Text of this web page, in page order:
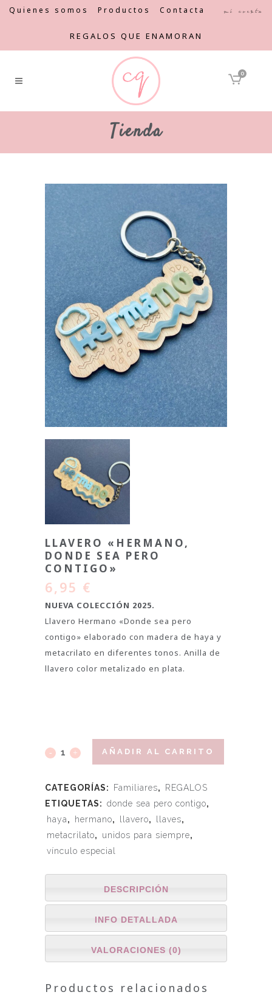
Quienes somos Productos Contacta Mi cuenta
REGALOS QUE ENAMORAN
0
Tienda
LLAVERO «HERMANO,
DONDE SEA PERO
CONTIGO»
6,95 €
NUEVA COLECCIÓN 2025.
Llavero Hermano «Donde sea pero
contigo» elaborado con madera de haya y
metacrilato en diferentes tonos. Anilla de
llavero color metalizado en plata.
AÑADIR AL CARRITO
CATEGORÍAS: Familiares,
REGALOS
ETIQUETAS: donde sea pero contigo,
haya, hermano, llavero, llaves,
metacrilato, unidos para siempre,
vínculo especial
DESCRIPCIÓN
INFO DETALLADA
VALORACIONES (0)
Productos relacionados